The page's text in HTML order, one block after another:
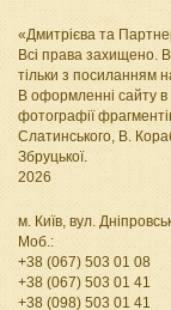
«Дмитрієва та
Всі права захищено.
тільки з посиланням
В оформленні сайту в
фотографії
Слатинського, В.
Збруцької.
2026
м. Київ, вул.
Моб.:
+38 (067) 503 01 08
+38 (067) 503 01 41
+38 (098) 503 01 41